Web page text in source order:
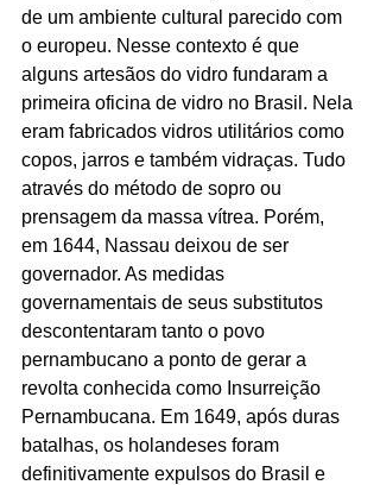
de um ambiente cultural parecido com
o europeu. Nesse contexto é que
alguns artesãos do vidro fundaram a
primeira oficina de vidro no Brasil. Nela
eram fabricados vidros utilitários como
copos, jarros e também vidraças. Tudo
através do método de sopro ou
prensagem da massa vítrea. Porém,
em 1644, Nassau deixou de ser
governador. As medidas
governamentais de seus substitutos
descontentaram tanto o povo
pernambucano a ponto de gerar a
revolta conhecida como Insurreição
Pernambucana. Em 1649, após duras
batalhas, os holandeses foram
definitivamente expulsos do Brasil e